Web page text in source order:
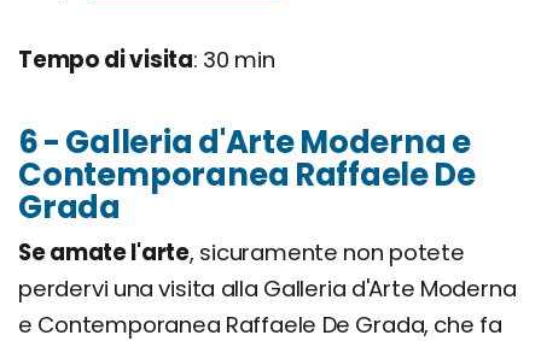
Tempo di visita: 30 min
6 - Galleria d'Arte Moderna e
Contemporanea Raffaele De
Grada
Se amate l'arte, sicuramente non potete
perdervi una visita alla Galleria d'Arte Moderna
e Contemporanea Raffaele De Grada, che fa